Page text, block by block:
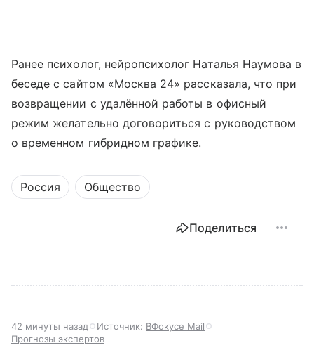
Ранее психолог, нейропсихолог Наталья Наумова в
беседе с сайтом «Москва 24» рассказала, что при
возвращении с удалённой работы в офисный
режим желательно договориться с руководством
о временном гибридном графике.
Россия Общество
Поделиться
42 минуты назад Источник: ВФокусе Mail
Прогнозы экспертов